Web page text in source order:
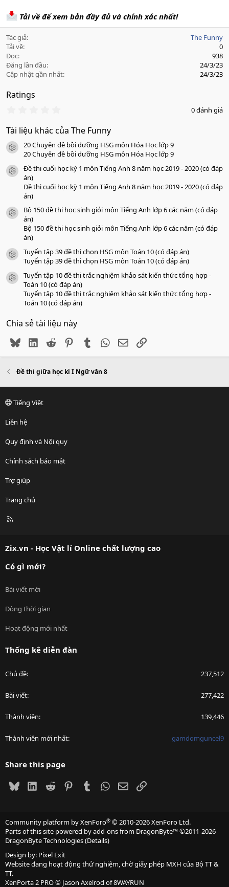
Tải về để xem bản đầy đủ và chính xác nhất!
Tác giả
The Funny
Tải về
0
Đọc
938
Đăng lần đầu
24/3/23
Cập nhật gần nhất
24/3/23
Ratings
0
0
s
a
o
0 đánh giá
Tài liệu khác của The Funny
icon tài liệu
20 Chuyên đề bồi dưỡng HSG môn Hóa Học lớp 9
20 Chuyên đề bồi dưỡng HSG môn Hóa Học lớp 9
icon tài liệu
Đề thi cuối học kỳ 1 môn Tiếng Anh 8 năm học 2019 - 2020 (có đáp
án)
Đề thi cuối học kỳ 1 môn Tiếng Anh 8 năm học 2019 - 2020 (có đáp
án)
icon tài liệu
Bộ 150 đề thi học sinh giỏi môn Tiếng Anh lớp 6 các năm (có đáp
án)
Bộ 150 đề thi học sinh giỏi môn Tiếng Anh lớp 6 các năm (có đáp
án)
icon tài liệu
Tuyển tập 39 đề thi chọn HSG môn Toán 10 (có đáp án)
Tuyển tập 39 đề thi chọn HSG môn Toán 10 (có đáp án)
icon tài liệu
Tuyển tập 10 đề thi trắc nghiệm khảo sát kiến thức tổng hợp -
Toán 10 (có đáp án)
Tuyển tập 10 đề thi trắc nghiệm khảo sát kiến thức tổng hợp -
Toán 10 (có đáp án)
Chia sẻ tài liệu này
BlueskyLinkedIn
Reddit PinterestTumblr WhatsApp
EmailLink
Đề thi giữa học kì I Ngữ văn 8
Tiếng Việt
Liên hệ
Quy định và Nội quy
Chính sách bảo mật
Trợ giúp
Trang chủ
R
Zix.vn - Học Vật lí Online chất lượng cao
Có gì mới?
Bài viết mới
Dòng thời gian
Hoạt động mới nhất
Thống kê diễn đàn
Chủ đề 237,512
Bài viết 277,422
Thành viên 139,446
Thành viên mới nhất gamdomguncel9
Share this page
BlueskyLinkedIn
Reddit PinterestTumblrWhatsApp
EmailLink
Community platform by XenForo® © 2010-2026 XenForo Ltd.
Parts of this site powered byadd-ons from DragonByte™©2011-2026
DragonByte Technologies(Details)
Design by: Pixel Exit
Website đang hoạt động thử nghiệm, chờ giấy phép MXH của Bộ TT &
TT.
XenPorta 2 PRO© Jason Axelrod of8WAYRUN